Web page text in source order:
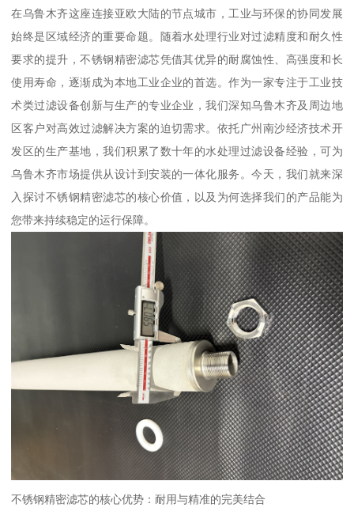
在乌鲁木齐这座连接亚欧大陆的节点城市，工业与环保的协同发展
始终是区域经济的重要命题。随着水处理行业对过滤精度和耐久性
要求的提升，不锈钢精密滤芯凭借其优异的耐腐蚀性、高强度和长
使用寿命，逐渐成为本地工业企业的首选。作为一家专注于工业技
术类过滤设备创新与生产的专业企业，我们深知乌鲁木齐及周边地
区客户对高效过滤解决方案的迫切需求。依托广州南沙经济技术开
发区的生产基地，我们积累了数十年的水处理过滤设备经验，可为
乌鲁木齐市场提供从设计到安装的一体化服务。今天，我们就来深
入探讨不锈钢精密滤芯的核心价值，以及为何选择我们的产品能为
您带来持续稳定的运行保障。
不锈钢精密滤芯的核心优势：耐用与精准的完美结合